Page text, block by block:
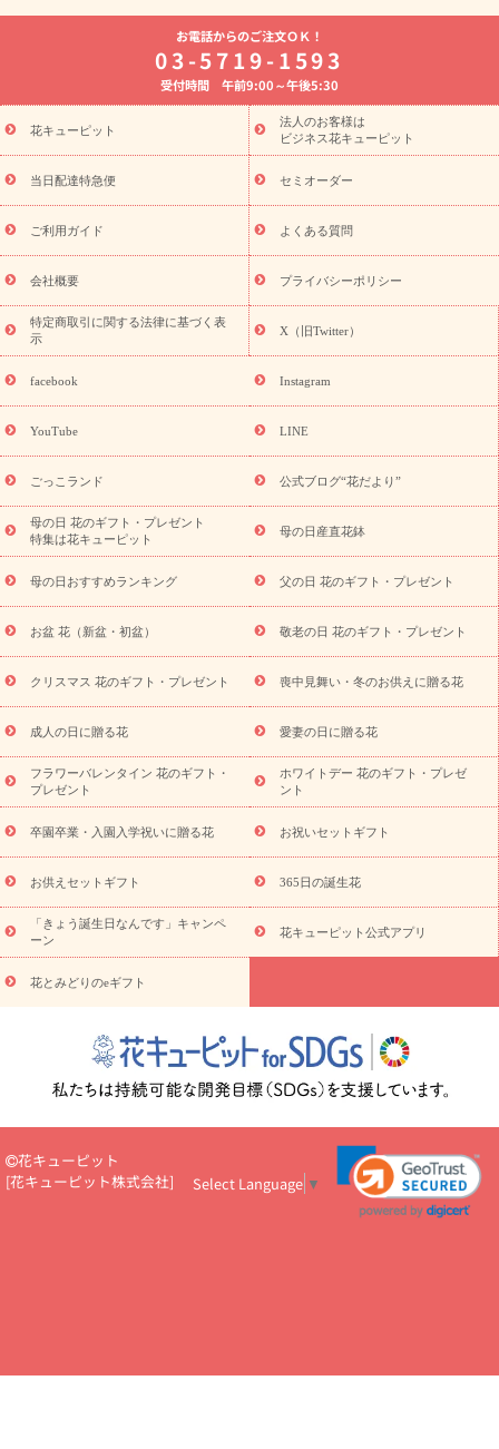
よく贈られる花
お祝いの花特集
誕生日フラワーギフト特集
8月の誕生花(トルコキキョウ)
開店・開業祝い
お供え・お悔やみ お供え・お悔やみの花
通夜・葬儀に贈る花 胡蝶蘭・花鉢
ーブドフラワー
季節のイベント
ひまわり ギフト・プレゼント
特集
お盆 花（新盆・初盆） 季節のイベント
お盆 花（新
盆・初盆）
お盆 花（新盆・初盆）
お盆・お供え 花とセットギ
フト
お盆・お供え プリザーブドフラワー
ひまわり ギフト・プ
レゼント特集
夏の花贈り・お中元・暑中見舞い 花のギフト特集
敬老の日におくる花ギフト・プレゼント特集
花ギフト・プレゼント特集
敬老の日 花のおすすめランキング
敬
老の日 花鉢植えのギフト・プレゼント特集
敬老の日 花とセットギ
フト・プレゼント特集
敬老の日の花 全てのギフト一覧
キャン
ペーン
「きょう誕生日なんです」キャンペーン
探す
誕生日フラワーギフト 誕生日フラワーギフト特集
誕生
日フラワーギフト商品一覧
ユリ トルコキキョウ
誕生花(トルコキキョウ)
9月の誕生花(リンドウ)
誕生日セット
ギフト
「きょう誕生日なんです」キャンペーン
用途から探す お祝いの花特集 当日配達特急便
お祝い商品
一覧
お祝い 新築・引っ越し祝い
結婚記念日
結婚祝い 出産祝い 退院祝い・快気祝い
還暦
祝い・長寿祝い
プチギフト ペットのお祝いフラワー
元・暑中見舞い
敬老の日
お供え
お供え・お悔やみ商品一覧 お供え・お悔やみの花
十九日法要以降に贈る花
通夜・葬儀に贈る花
お供え お花とセッ
お盆（新盆・初盆）
お祝い返し お見舞い
お取り
寄せギフト
ビジネス用 ご自宅用 観葉植物
ミディ胡蝶蘭
プリザーブドフラワー
スタイルから探す
アレンジメント
花束
スタンド花 お祝い お供え・お悔やみ 胡蝶蘭
胡蝶
蘭・花鉢
ミディ胡蝶蘭・お祝い ミディ胡蝶蘭・お供え
の青色胡蝶蘭
観葉植物 観葉植物 産直多肉植物
プリザーブ
ドフラワー
お祝い お供え・お悔やみ 花とセットギフト
ミオーダー
プチギフト（hanamore -ハナモア-）
花とみどりの
eギフト
花キューピットのeGfit カラー ピンク
レンジ
レッド お花の種類 バラ ユリ トルコキキョウ
予
算から探す
お祝い お祝い・3000円～ お祝い・
お祝い・5000円～ お祝い・7000円～ お祝い・10000円～
お供え・お悔やみ
お供え・お悔やみ・3000円～
お供え・お
悔やみ・5000円～ お供え・お悔やみ・7000円～
お供え・お悔
やみ・10000円～
365日の誕生花カレンダー
開店・開業祝
お祝いを贈るときのマナー・
花キューピットのお祝いコラム一覧
誕生日のお花を「色
彩心理学」で選ぶ方法
結婚祝いの予算相場
出産祝いお役立ち情
転職祝いのマナー基礎知識
ペットのお祝いワンポイントアド
バイス
スタンド花（フラスタ）のマナー
お見舞いのマナーとル
お祝い花のマナー総まとめ
場上司や先輩へ贈るお祝い花の正解は？
開店祝いの花 選び方ガイ
ド（早見表あり）
花キューピットのお供え・
プロ直伝10のテクニック
花美人5人の「花のある暮らし」
美
お電話からのご注文ＯＫ！
03-5719-1593
受付時間 午前9:00～午後5:30
花キューピット
法人のお客様は
ビジネス花キューピット
当日配達特急便 セミオーダー
ご利用ガイド よくある質問
会社概要 プライバシーポリシー
特定商取引に関する法律に基づく表
示
X（旧Twitter）
facebook Instagram
YouTube LINE
ごっこランド 公式ブログ“花だより”
母の日 花のギフト・プレゼント
特集は花キューピット
母の日産直花鉢
母の日おすすめランキング 父の日 花のギフト・プレゼント
お盆 花（新盆・初盆） 敬老の日 花のギフト・プレゼント
クリスマス 花のギフト・プレゼント 喪中見舞い・冬のお供えに贈る花
成人の日に贈る花 愛妻の日に贈る花
フラワーバレンタイン 花のギフト・
プレゼント
ホワイトデー 花のギフト・プレゼ
ント
卒園卒業・入園入学祝いに贈る花 お祝いセットギフト
お供えセットギフト 365日の誕生花
「きょう誕生日なんです」キャンペ
ーン
花キューピット公式アプリ
花とみどりのeギフト
花キューピット
[花キューピット株式会社] Select Language ▼